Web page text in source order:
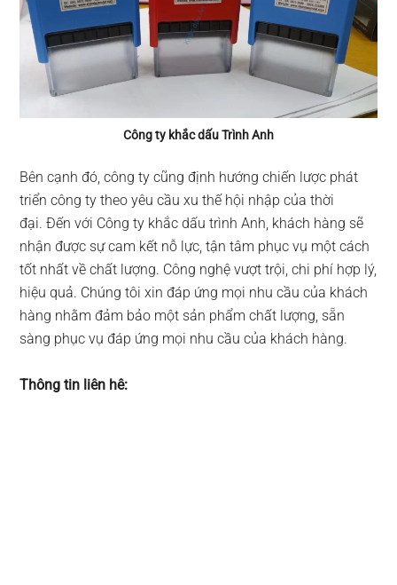
Công ty khắc dấu Trình Anh
Bên cạnh đó, công ty cũng định hướng chiến lược phát
triển công ty theo yêu cầu xu thế hội nhập của thời
đại. Đến với Công ty khắc dấu trình Anh, khách hàng sẽ
nhận được sự cam kết nỗ lực, tận tâm phục vụ một cách
tốt nhất về chất lượng. Công nghệ vượt trội, chi phí hợp lý,
hiệu quả. Chúng tôi xin đáp ứng mọi nhu cầu của khách
hàng nhằm đảm bảo một sản phẩm chất lượng, sẵn
sàng phục vụ đáp ứng mọi nhu cầu của khách hàng.
Thông tin liên hê: